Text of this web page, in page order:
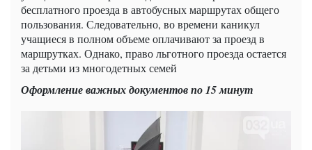
бесплатного проезда в автобусных маршрутах общего
пользования. Следовательно, во времени каникул
учащиеся в полном объеме оплачивают за проезд в
маршрутках. Однако, право льготного проезда остается
за детьми из многодетных семей
Оформление важных документов по 15 минут